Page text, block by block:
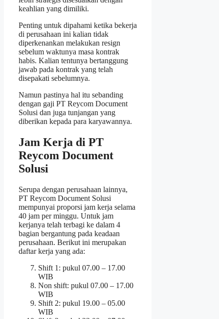
keahlian yang dimiliki.
Penting untuk dipahami ketika bekerja
di perusahaan ini kalian tidak
diperkenankan melakukan resign
sebelum waktunya masa kontrak
habis. Kalian tentunya bertanggung
jawab pada kontrak yang telah
disepakati sebelumnya.
Namun pastinya hal itu sebanding
dengan gaji PT Reycom Document
Solusi dan juga tunjangan yang
diberikan kepada para karyawannya.
Jam Kerja di PT
Reycom Document
Solusi
Serupa dengan perusahaan lainnya,
PT Reycom Document Solusi
mempunyai proporsi jam kerja selama
40 jam per minggu. Untuk jam
kerjanya telah terbagi ke dalam 4
bagian bergantung pada keadaan
perusahaan. Berikut ini merupakan
daftar kerja yang ada:
Shift 1: pukul 07.00 – 17.00
WIB
Non shift: pukul 07.00 – 17.00
WIB
Shift 2: pukul 19.00 – 05.00
WIB